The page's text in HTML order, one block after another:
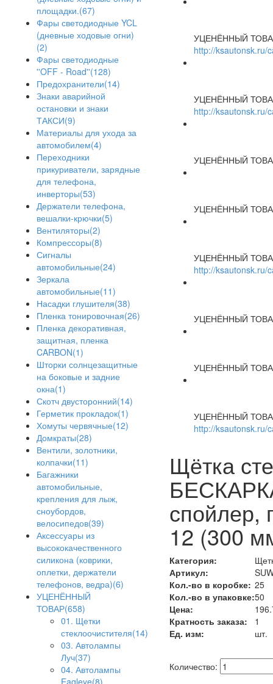
площадки.(67)
Фары светодиодные YCL
(дневные ходовые огни)
(2)
Фары светодиодные
''OFF - Road''(128)
Предохранители(14)
Знаки аварийной
остановки и знаки
ТАКСИ(9)
Материалы для ухода за
автомобилем(4)
Переходники
прикуриватели, зарядные
для телефона,
инверторы(53)
Держатели телефона,
вешалки-крючки(5)
Вентиляторы(2)
Компрессоры(8)
Сигналы
автомобильные(24)
Зеркала
автомобильные(11)
Насадки глушителя(38)
Пленка тонировочная(26)
Пленка декоративная,
защитная, пленка
CARBON(1)
Шторки солнцезащитные
на боковые и задние
окна(1)
Скотч двусторонний(14)
Герметик прокладок(1)
Хомуты червячные(12)
Домкраты(28)
Вентили, золотники,
колпачки(11)
Багажники
автомобильные,
крепления для лыж,
сноубордов,
велосипедов(39)
Аксессуары из
высококачественного
силикона (коврики,
оплетки, держатели
телефонов, ведра)(6)
УЦЕНЁННЫЙ
ТОВАР(658)
01. Щетки
стеклоочистителя(14)
03. Автолампы
Луч(37)
04. Автолампы
УЦЕНЁННЫЙ
http://ksautonsk.ru/
УЦЕНЁННЫЙ
http://ksautonsk.ru/
УЦЕНЁННЫЙ
УЦЕНЁННЫЙ
УЦЕНЁННЫЙ
http://ksautonsk.ru/
УЦЕНЁННЫЙ
УЦЕНЁННЫЙ
УЦЕНЁННЫЙ
http://ksautonsk.ru/
Щётка
спойлер,
12 (300
Категория:
Артикул:
Кол.-во в коробке: 25
Кол.-во в упаковке:50
Цена:
Кратность заказа:
1
Ед. изм:
шт.
Количество: